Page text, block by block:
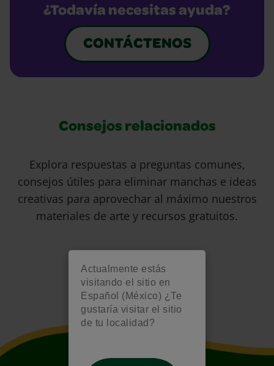
Actualmente estás
visitando el sitio en
Español (México) ¿Te
gustaría visitar el sitio
de tu localidad?
¿Todavía necesitas ayuda?
CONTÁCTENOS
Consejos relacionados
Explora respuestas a preguntas comunes,
consejos útiles para eliminar manchas e ideas
creativas para aprovechar al máximo nuestros
materiales de arte y recursos gratuitos.